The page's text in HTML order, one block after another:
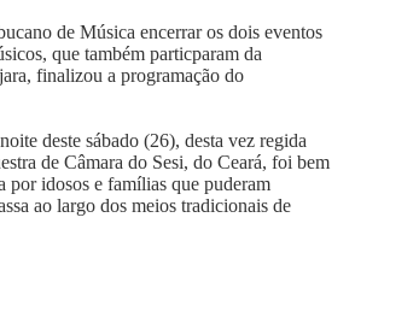
de Música encerrar os dois eventos
que também particparam da
finalizou a programação do
deste sábado (26), desta vez regida
de Câmara do Sesi, do Ceará, foi bem
idosos e famílias que puderam
ao largo dos meios tradicionais de